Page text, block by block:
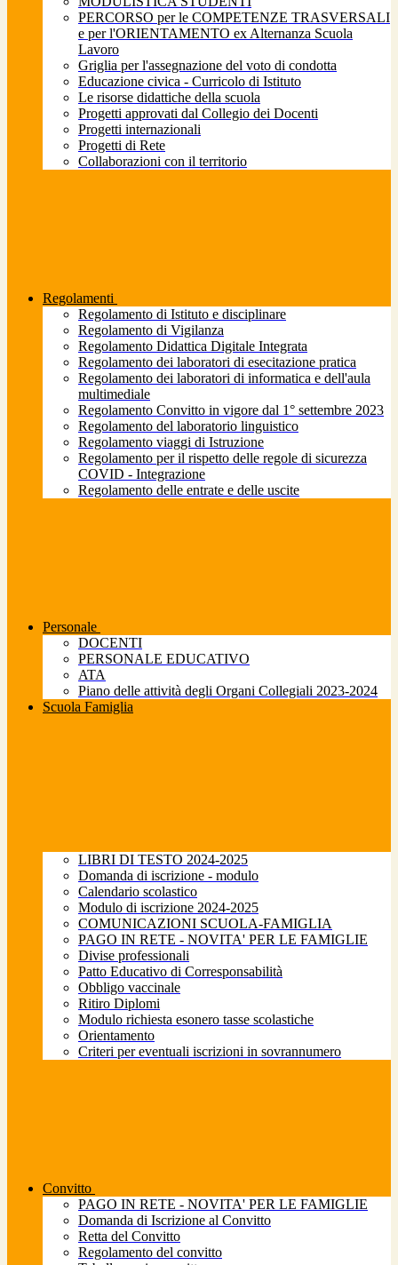
PERCORSO per le COMPETENZE TRASVERSALI
e per l'ORIENTAMENTO ex Alternanza Scuola
Lavoro
Griglia per l'assegnazione del voto di condotta
Educazione civica - Curricolo di Istituto
Le risorse didattiche della scuola
Progetti approvati dal Collegio dei Docenti
Progetti internazionali
Progetti di Rete
Collaborazioni con il territorio
Regolamenti
Regolamento di Istituto e disciplinare
Regolamento di Vigilanza
Regolamento Didattica Digitale Integrata
Regolamento dei laboratori di esecitazione pratica
Regolamento dei laboratori di informatica e dell'aula
multimediale
Regolamento Convitto in vigore dal 1° settembre 2023
Regolamento del laboratorio linguistico
Regolamento viaggi di Istruzione
Regolamento per il rispetto delle regole di sicurezza
COVID - Integrazione
Regolamento delle entrate e delle uscite
Personale
DOCENTI
PERSONALE EDUCATIVO
ATA
Piano delle attività degli Organi Collegiali 2023-2024
Scuola Famiglia
LIBRI DI TESTO 2024-2025
Domanda di iscrizione - modulo
Calendario scolastico
Modulo di iscrizione 2024-2025
COMUNICAZIONI SCUOLA-FAMIGLIA
PAGO IN RETE - NOVITA' PER LE FAMIGLIE
Divise professionali
Patto Educativo di Corresponsabilità
Obbligo vaccinale
Ritiro Diplomi
Modulo richiesta esonero tasse scolastiche
Orientamento
Criteri per eventuali iscrizioni in sovrannumero
Convitto
PAGO IN RETE - NOVITA' PER LE FAMIGLIE
Domanda di Iscrizione al Convitto
Retta del Convitto
Regolamento del convitto